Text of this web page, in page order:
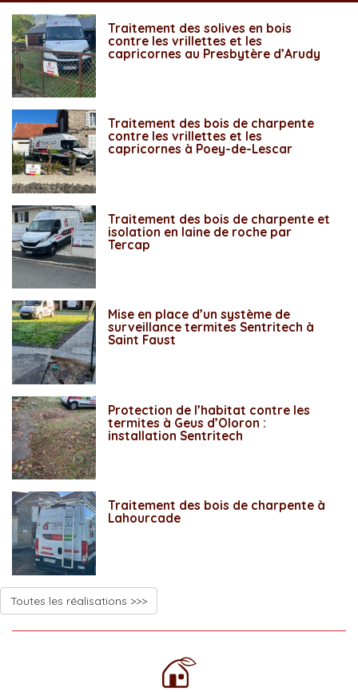
Traitement des solives en bois
contre les vrillettes et les
capricornes au Presbytère d’Arudy
Traitement des bois de charpente
contre les vrillettes et les
capricornes à Poey-de-Lescar
Traitement des bois de charpente et
isolation en laine de roche par
Tercap
Mise en place d’un système de
surveillance termites Sentritech à
Saint Faust
Protection de l’habitat contre les
termites à Geus d’Oloron :
installation Sentritech
Traitement des bois de charpente à
Lahourcade
Toutes les réalisations >>>